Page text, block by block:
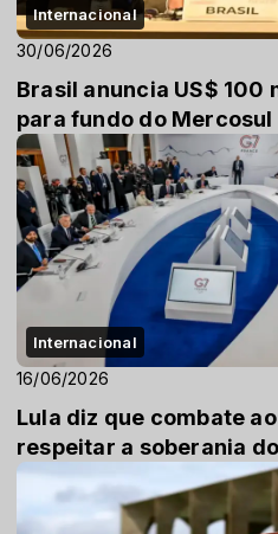
Internacional
30/06/2026
Brasil anuncia US$ 100
para fundo do Mercosul
Internacional
16/06/2026
Lula diz que combate
respeitar a soberania